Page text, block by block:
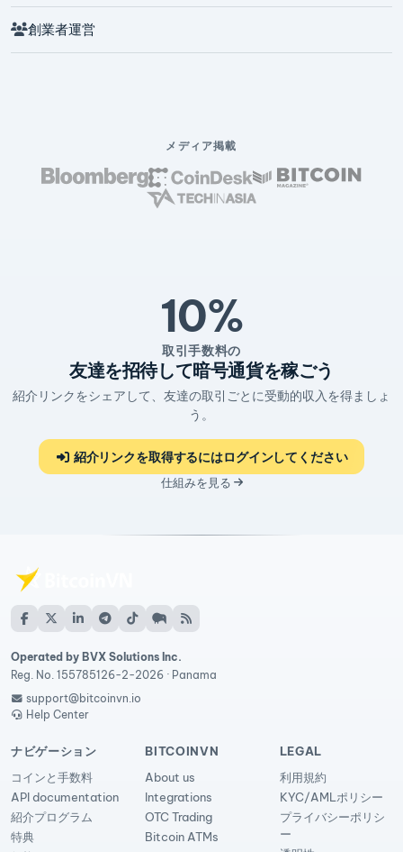
創業者運営
メディア掲載
10%
取引手数料の
友達を招待して暗号通貨を稼ごう
紹介リンクをシェアして、友達の取引ごとに受動的収入を得ましょ
う。
紹介リンクを取得するにはログインしてください
仕組みを見る
Operated by BVX Solutions Inc.
Reg. No. 155785126-2-2026 · Panama
support@bitcoinvn.io
Help Center
ナビゲーション
コインと手数料
API documentation
紹介プログラム
特典
BITCOINVN
About us
Integrations
OTC Trading
Bitcoin ATMs
LEGAL
利用規約
KYC/AMLポリシー
プライバシーポリシ
ー